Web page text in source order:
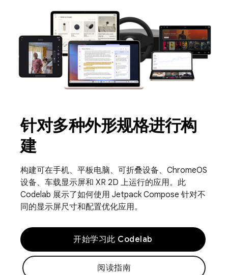
针对多种外形规格进行构
建
构建可在手机、平板电脑、可折叠设备、ChromeOS
设备、车载显示屏和 XR 2D 上运行的应用。此
Codelab 展示了如何使用 Jetpack Compose 针对不
同的显示屏尺寸和配置优化应用。
开始学习此 Codelab
阅读指南